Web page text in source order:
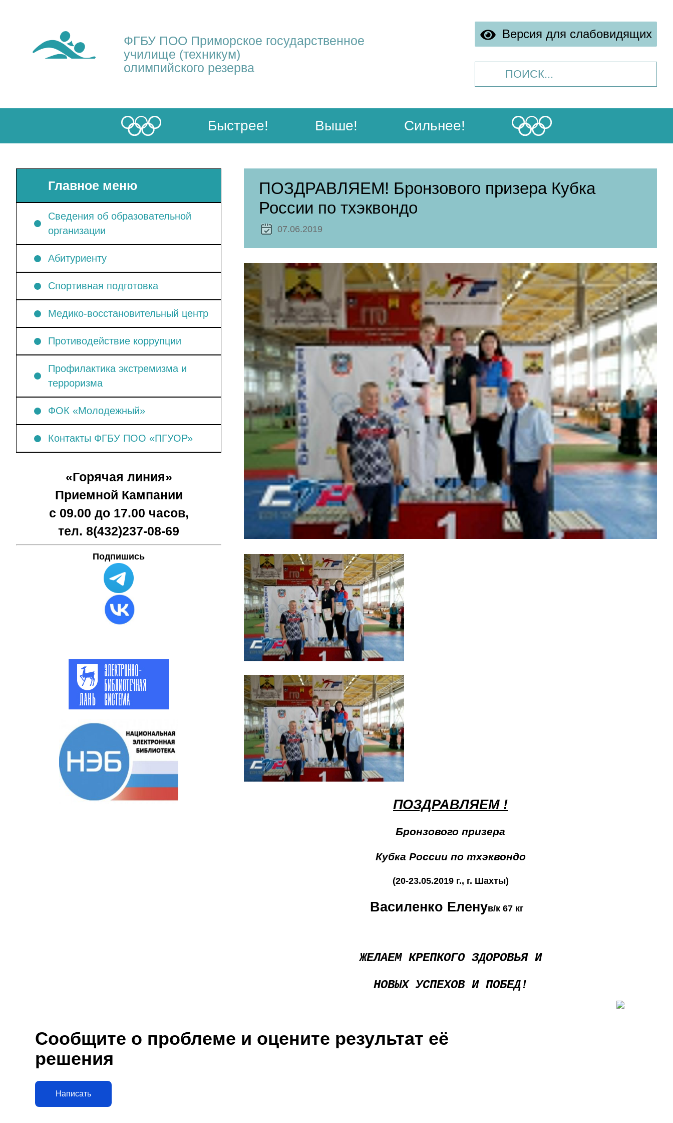
ФГБУ ПОО Приморское государственное
училище (техникум)
олимпийского резерва
Версия для слабовидящих
Быстрее! Выше! Сильнее!
Главное меню
Сведения об образовательной
организации
Абитуриенту
Спортивная подготовка
Медико-восстановительный центр
Противодействие коррупции
Профилактика экстремизма и
терроризма
ФОК «Молодежный»
Контакты ФГБУ ПОО «ПГУОР»
«Горячая линия»
Приемной Кампании
с 09.00 до 17.00 часов,
тел. 8(432)237-08-69
Подпишись
ПОЗДРАВЛЯЕМ! Бронзового призера Кубка
России по тхэквондо
07.06.2019
ПОЗДРАВЛЯЕМ !
Бронзового призера
Кубка России по тхэквондо
(20-23.05.2019 г., г. Шахты)
Василенко Еленув/к 67 кг
ЖЕЛАЕМ КРЕПКОГО ЗДОРОВЬЯ И
НОВЫХ УСПЕХОВ И ПОБЕД!
Сообщите о проблеме и оцените результат её
решения
Написать